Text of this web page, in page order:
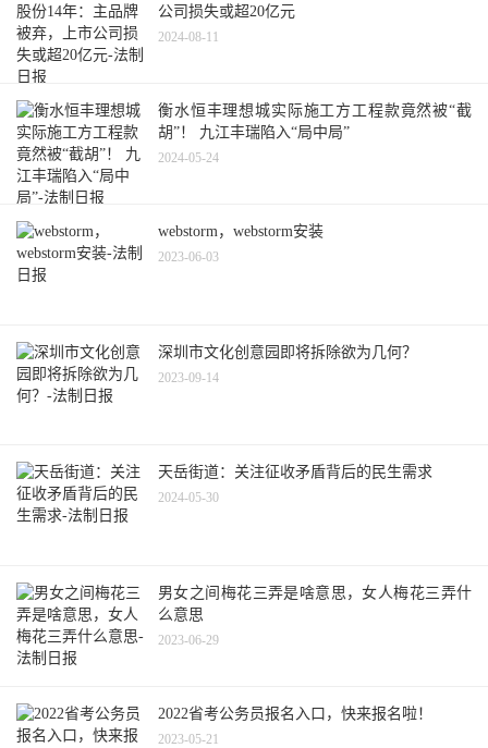
公司损失或超20亿元
2024-08-11
衡水恒丰理想城实际施工方工程款竟然被“截
胡”！ 九江丰瑞陷入“局中局”
2024-05-24
webstorm，webstorm安装
2023-06-03
深圳市文化创意园即将拆除欲为几何？
2023-09-14
天岳街道：关注征收矛盾背后的民生需求
2024-05-30
男女之间梅花三弄是啥意思，女人梅花三弄什
么意思
2023-06-29
2022省考公务员报名入口，快来报名啦！
2023-05-21